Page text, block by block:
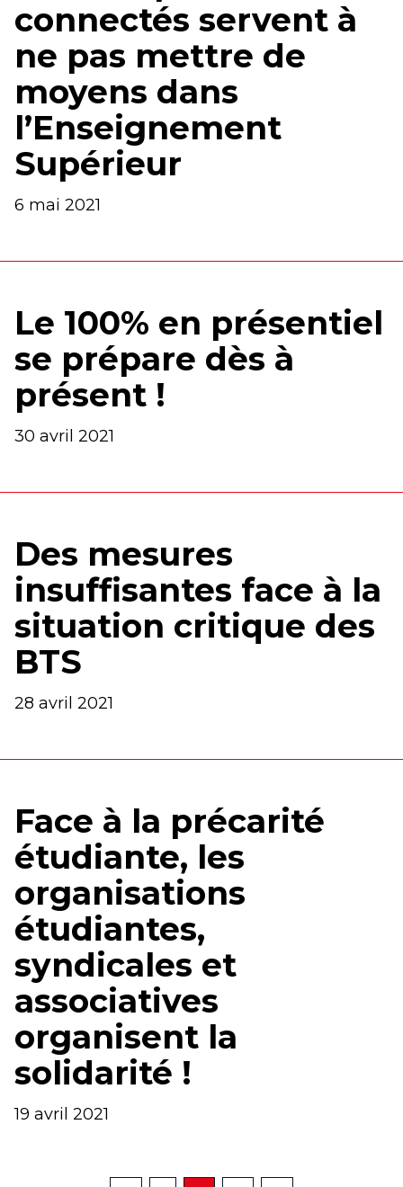
connectés servent à
ne pas mettre de
moyens dans
l’Enseignement
Supérieur
6 mai 2021
Le 100% en présentiel
se prépare dès à
présent !
30 avril 2021
Des mesures
insuffisantes face à la
situation critique des
BTS
28 avril 2021
Face à la précarité
étudiante, les
organisations
étudiantes,
syndicales et
associatives
organisent la
solidarité !
19 avril 2021